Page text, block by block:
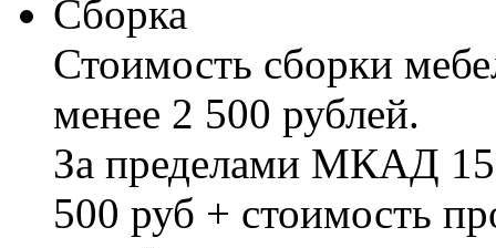
Сборка
Стоимость сборки
менее 2 500 рублей.
За пределами МКАД
500 руб + стоимость